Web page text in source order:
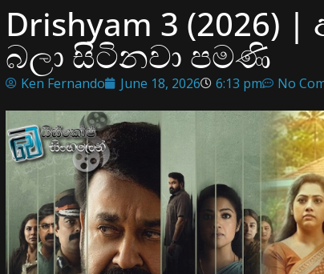
Drishyam 3
බලා සිටිනවා පමණි
Ken Fernando June 18, 2026 6:13 pm No